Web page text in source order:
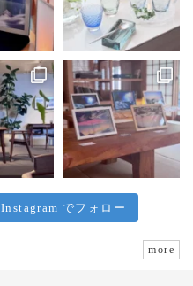
Instagram でフォロー
more